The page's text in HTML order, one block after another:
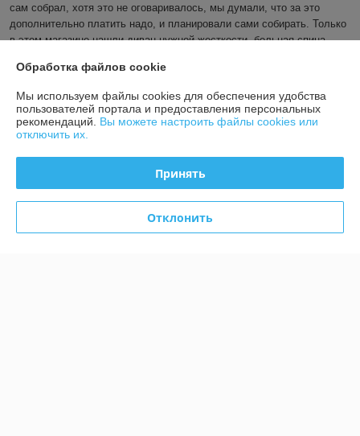
сам собрал, хотя это не оговаривалось, мы думали, что за это
дополнительно платить надо, и планировали сами собирать. Только
в этом магазине нашли диван нужной жесткости, больная спина
Спасибо огромное! еще покрывала закажем :)
Показать все отзывы
О нас
Доставка и оплата
Обработка файлов cookie
Мы используем файлы cookies для обеспечения удобства
пользователей портала и предоставления персональных
рекомендаций. Вы можете настроить файлы cookies или
отключить их.
Принять
Отклонить